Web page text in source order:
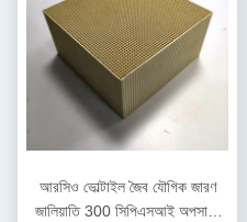
আরসিও ভোল্টাইল জৈব যৌগিক জারণ
জালিয়াতি 300 সিপিএসআই অপসারণ